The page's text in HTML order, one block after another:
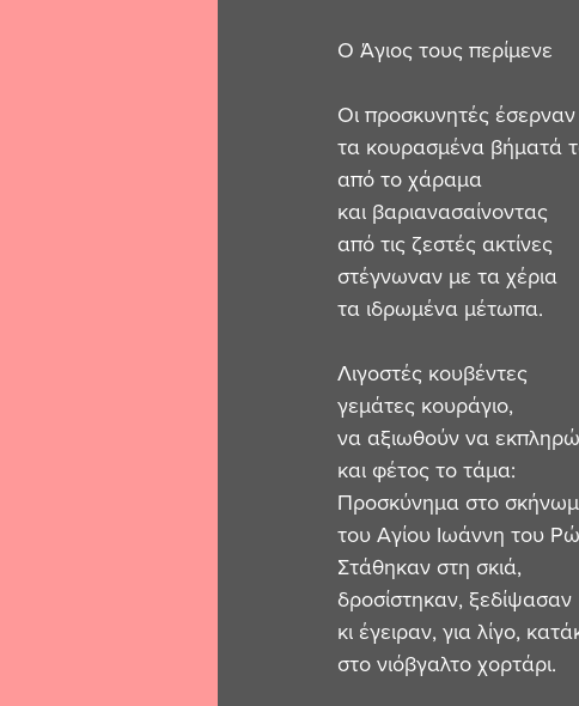
Ο Άγιος τους περίμενε
Οι προσκυνητές έσερναν
τα κουρασμένα βήματά
από το χάραμα
και βαριανασαίνοντας
από τις ζεστές ακτίνες
στέγνωναν με τα χέρια
τα ιδρωμένα μέτωπα.
Λιγοστές κουβέντες
γεμάτες κουράγιο,
να αξιωθούν να
και φέτος το τάμα:
Προσκύνημα στο
του Αγίου Ιωάννη του
Στάθηκαν στη σκιά,
δροσίστηκαν, ξεδίψασαν
κι έγειραν, για λίγο,
στο νιόβγαλτο χορτάρι.